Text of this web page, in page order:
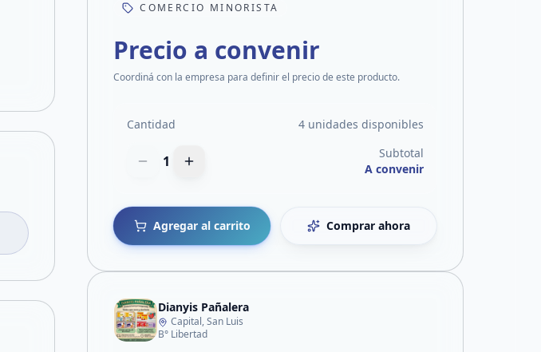
COMERCIO MINORISTA
Precio a convenir
Coordiná con la empresa para definir el precio de este producto.
Cantidad 4 unidades disponibles
1
Subtotal
A convenir
Agregar al carrito Comprar ahora
Dianyis Pañalera
Capital, San Luis
B° Libertad